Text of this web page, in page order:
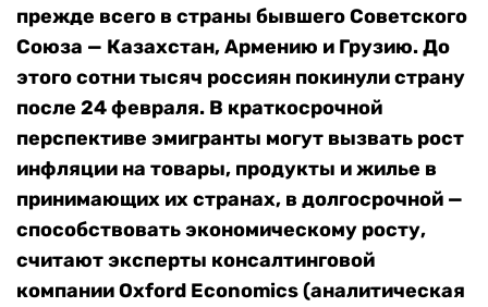
прежде всего в страны бывшего Советского
Союза — Казахстан, Армению и Грузию. До
этого сотни тысяч россиян покинули страну
после 24 февраля. В краткосрочной
перспективе эмигранты могут вызвать рост
инфляции на товары, продукты и жилье в
принимающих их странах, в долгосрочной —
способствовать экономическому росту,
считают эксперты консалтинговой
компании Oxford Economics (аналитическая